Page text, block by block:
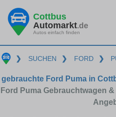
Cottbus
Automarkt.de
Autos einfach finden
❯ SUCHEN ❯ FORD ❯
gebrauchte Ford Puma in
Ford Puma Gebrauchtwagen